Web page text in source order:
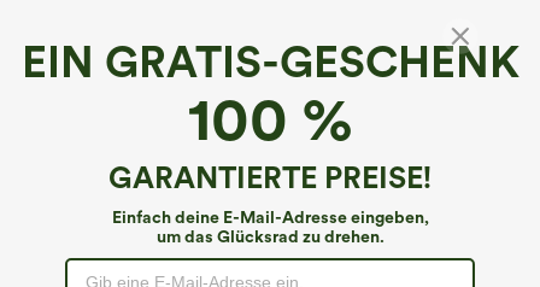
EIN GRATIS-GESCHENK
100 %
GARANTIERTE PREISE!
Einfach deine E-Mail-Adresse eingeben,
um das Glücksrad zu drehen.
SoftlyZero™ QuickDry*
SoCinched Biker-Shorts mit hoher Taille,
bauchbetont, gerüscht, schnell trocknend,
€22,95 EUR